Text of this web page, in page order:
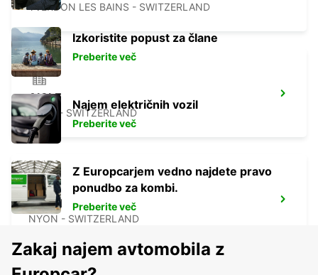
YVERDON LES BAINS - SWITZERLAND
AIGLE
AIGLE - SWITZERLAND
NYON
NYON - SWITZERLAND
Izkoristite popust za člane
Preberite več
Najem električnih vozil
Preberite več
Z Europcarjem vedno najdete pravo
ponudbo za kombi.
Preberite več
Zakaj najem avtomobila z